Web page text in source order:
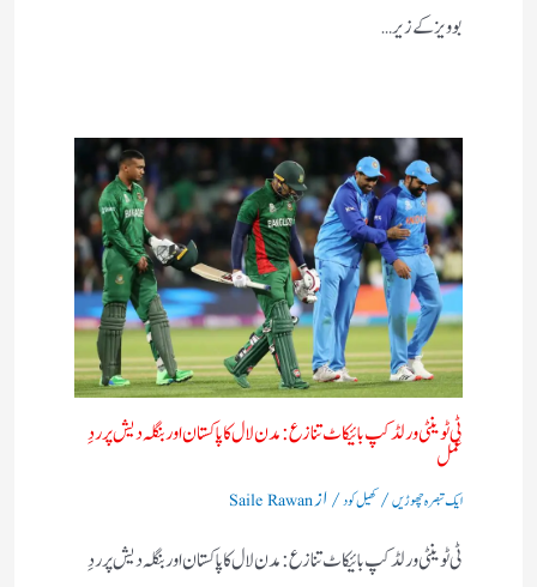
بوویز کے زیر…
ٹی ٹوینٹی ورلڈ کپ بائیکاٹ تنازع: مدن لال کا پاکستان اور بنگلہ دیش پر ردِ
عمل
ایک تبصرہ چھوڑیں/کھیل کود/ ازSaile Rawan
ٹی ٹوینٹی ورلڈ کپ بائیکاٹ تنازع: مدن لال کا پاکستان اور بنگلہ دیش پر ردِ